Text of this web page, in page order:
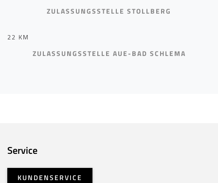
ZULASSUNGSSTELLE STOLLBERG
22 KM
ZULASSUNGSSTELLE AUE-BAD SCHLEMA
Service
KUNDENSERVICE